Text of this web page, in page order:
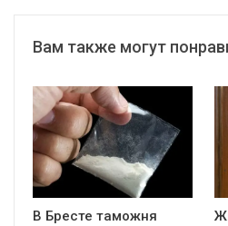
Вам также могут
В Бресте таможня